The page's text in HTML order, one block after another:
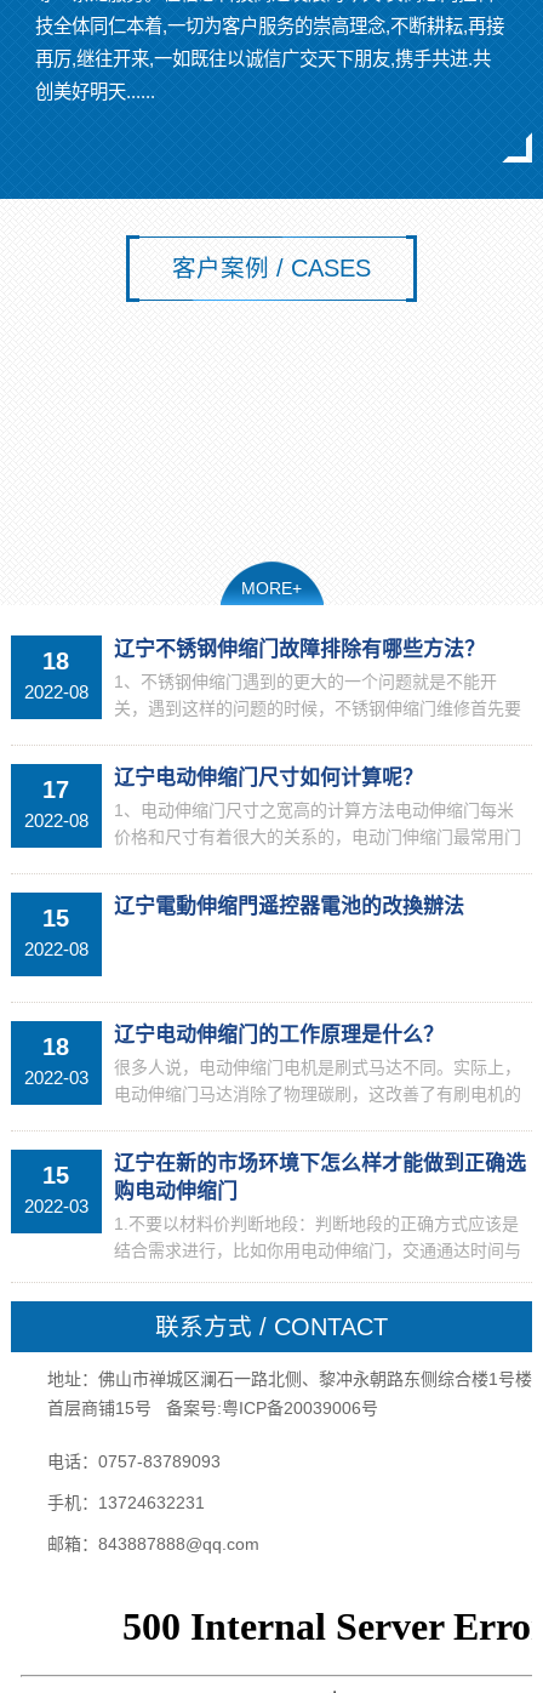
技全体同仁本着,一切为客户服务的崇高理念,不断耕耘,再接
再厉,继往开来,一如既往以诚信广交天下朋友,携手共进.共
创美好明天......
客户案例 / CASES
MORE+
18
2022-08
辽宁不锈钢伸缩门故障排除有哪些方法？
1、不锈钢伸缩门遇到的更大的一个问题就是不能开
关，遇到这样的问题的时候，不锈钢伸缩门维修首先要
必须要做全面检查。一般来说，如果不能开关，一般是
线路出现了...
17
2022-08
辽宁电动伸缩门尺寸如何计算呢？
1、电动伸缩门尺寸之宽高的计算方法电动伸缩门每米
价格和尺寸有着很大的关系的，电动门伸缩门最常用门
一般是1.6米，在选择电动伸缩门的时候，要告诉厂...
15
2022-08
辽宁電動伸缩門遥控器電池的改換辦法
18
2022-03
辽宁电动伸缩门的工作原理是什么？
很多人说，电动伸缩门电机是刷式马达不同。实际上，
电动伸缩门马达消除了物理碳刷，这改善了有刷电机的
速操作过程中的问题。可是，因为没有物理碳刷，该转
向模块，...
15
2022-03
辽宁在新的市场环境下怎么样才能做到正确选
购电动伸缩门
1.不要以材料价判断地段：判断地段的正确方式应该是
结合需求进行，比如你用电动伸缩门，交通通达时间与
生活所及就可了。2.不要以城市功能区判断配套成熟与
联系方式 / CONTACT
地址：佛山市禅城区澜石一路北侧、黎冲永朝路东侧综合楼1号楼
首层商铺15号 备案号:粤ICP备20039006号
电话：0757-83789093
手机：13724632231
邮箱：843887888@qq.com